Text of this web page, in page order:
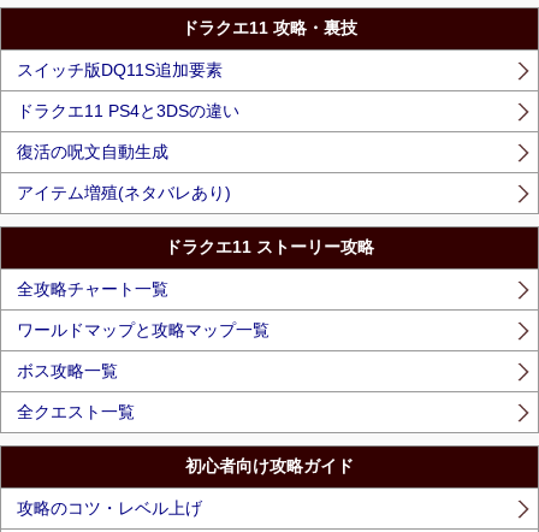
ドラクエ11 攻略・裏技
スイッチ版DQ11S追加要素
ドラクエ11 PS4と3DSの違い
復活の呪文自動生成
アイテム増殖(ネタバレあり)
ドラクエ11 ストーリー攻略
全攻略チャート一覧
ワールドマップと攻略マップ一覧
ボス攻略一覧
全クエスト一覧
初心者向け攻略ガイド
攻略のコツ・レベル上げ